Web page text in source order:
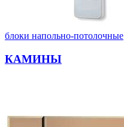
блоки напольно-потолочные
КАМИНЫ